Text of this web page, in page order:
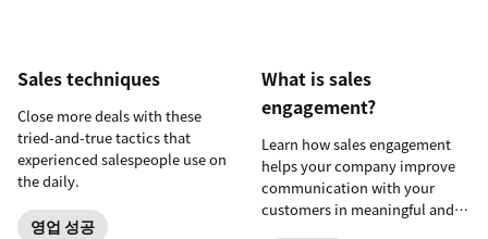
Sales techniques
Close more deals with these
tried-and-true tactics that
experienced salespeople use on
the daily.
영업 성공
What is sales
engagement?
Learn how sales engagement
helps your company improve
communication with your
customers in meaningful and